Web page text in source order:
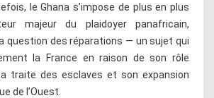
le Ghana s’impose de plus en plus
majeur du plaidoyer panafricain,
question des réparations — un sujet qui
la France en raison de son rôle
traite des esclaves et son expansion
de l’Ouest.